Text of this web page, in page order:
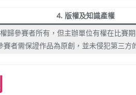
4. 版權及知識產權
歸參賽者所有，但主辦單位有權在比賽
賽者需保證作品為原創，並未侵犯第三方